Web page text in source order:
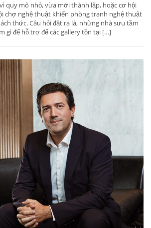
quy mô nhỏ, vừa mới thành lập, hoặc cơ hội
chợ nghệ thuật khiến phòng tranh nghệ thuật
thức. Câu hỏi đặt ra là, những nhà sưu tầm
gì để hỗ trợ để các gallery tồn tại […]